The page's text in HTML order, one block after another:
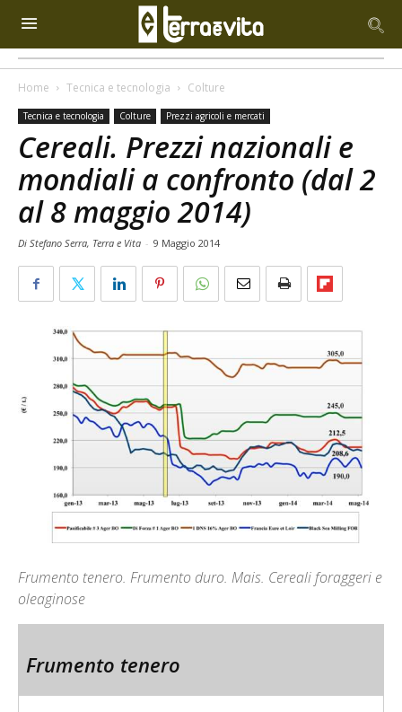
Home Tecnica e tecnologia Colture
Tecnica e tecnologia Colture Prezzi agricoli e mercati
Cereali. Prezzi nazionali e
mondiali a confronto (dal 2
al 8 maggio 2014)
Di Stefano Serra, Terra e Vita - 9 Maggio 2014
Frumento tenero. Frumento duro. Mais. Cereali foraggeri e
oleaginose
Frumento tenero